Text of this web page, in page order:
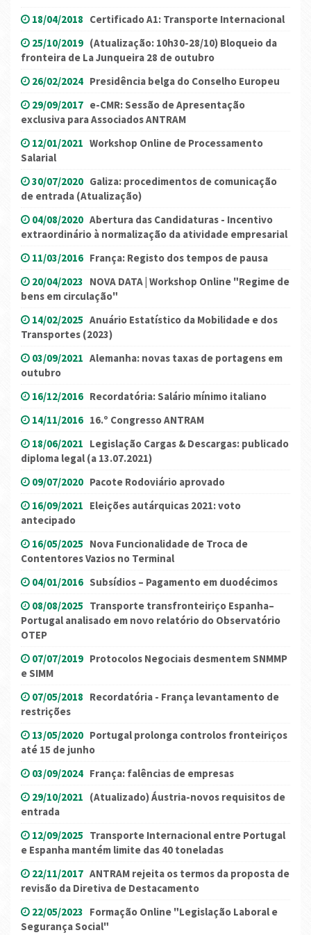
18/04/2018 Certificado A1: Transporte Internacional
25/10/2019 (Atualização: 10h30-28/10) Bloqueio da
fronteira de La Junqueira 28 de outubro
26/02/2024 Presidência belga do Conselho Europeu
29/09/2017 e-CMR: Sessão de Apresentação
exclusiva para Associados ANTRAM
12/01/2021 Workshop Online de Processamento
Salarial
30/07/2020 Galiza: procedimentos de comunicação
de entrada (Atualização)
04/08/2020 Abertura das Candidaturas - Incentivo
extraordinário à normalização da atividade empresarial
11/03/2016 França: Registo dos tempos de pausa
20/04/2023 NOVA DATA | Workshop Online "Regime de
bens em circulação"
14/02/2025 Anuário Estatístico da Mobilidade e dos
Transportes (2023)
03/09/2021 Alemanha: novas taxas de portagens em
outubro
16/12/2016 Recordatória: Salário mínimo italiano
14/11/2016 16.º Congresso ANTRAM
18/06/2021 Legislação Cargas & Descargas: publicado
diploma legal (a 13.07.2021)
09/07/2020 Pacote Rodoviário aprovado
16/09/2021 Eleições autárquicas 2021: voto
antecipado
16/05/2025 Nova Funcionalidade de Troca de
Contentores Vazios no Terminal
04/01/2016 Subsídios – Pagamento em duodécimos
08/08/2025 Transporte transfronteiriço Espanha–
Portugal analisado em novo relatório do Observatório
OTEP
07/07/2019 Protocolos Negociais desmentem SNMMP
e SIMM
07/05/2018 Recordatória - França levantamento de
restrições
13/05/2020 Portugal prolonga controlos fronteiriços
até 15 de junho
03/09/2024 França: falências de empresas
29/10/2021 (Atualizado) Áustria-novos requisitos de
entrada
12/09/2025 Transporte Internacional entre Portugal
e Espanha mantém limite das 40 toneladas
22/11/2017 ANTRAM rejeita os termos da proposta de
revisão da Diretiva de Destacamento
22/05/2023 Formação Online "Legislação Laboral e
Segurança Social"